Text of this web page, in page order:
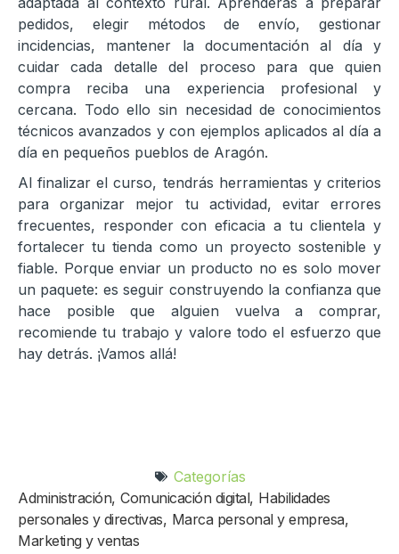
pedidos, elegir métodos de envío, gestionar
incidencias, mantener la documentación al día y
cuidar cada detalle del proceso para que quien
compra reciba una experiencia profesional y
cercana. Todo ello sin necesidad de conocimientos
técnicos avanzados y con ejemplos aplicados al día a
día en pequeños pueblos de Aragón.
Al finalizar el curso, tendrás herramientas y criterios
para organizar mejor tu actividad, evitar errores
frecuentes, responder con eficacia a tu clientela y
fortalecer tu tienda como un proyecto sostenible y
fiable. Porque enviar un producto no es solo mover
un paquete: es seguir construyendo la confianza que
hace posible que alguien vuelva a comprar,
recomiende tu trabajo y valore todo el esfuerzo que
hay detrás. ¡Vamos allá!
Categorías
Administración, Comunicación digital, Habilidades
personales y directivas, Marca personal y empresa,
Marketing y ventas